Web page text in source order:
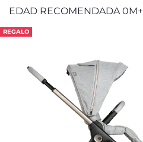
EDAD RECOMENDADA 0M+
REGALO